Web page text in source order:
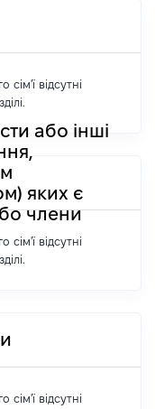
відсутні
або інші
яких є
члени
відсутні
відсутні